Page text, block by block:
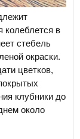
колеблется в
стебель
окраски.
цветков,
клубники до
около